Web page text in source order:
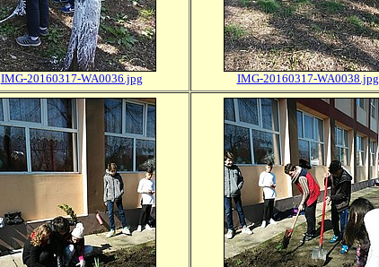
IMG-20160317-WA0036.jpg IMG-20160317-WA0038.jpg